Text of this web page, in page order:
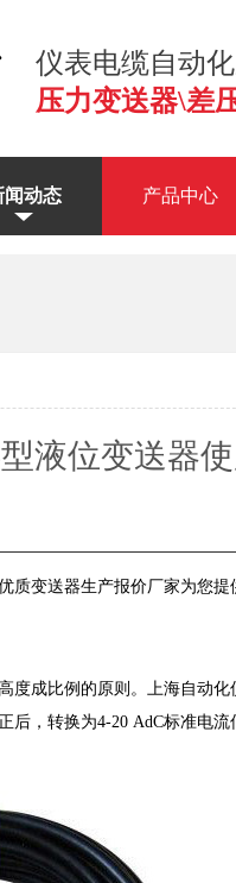
仪表电缆自动
压力变送器\差
闻动态 产品中心
液位变送器
质变送器生产报价厂家为您提
成比例的原则。上海自动
后，转换为4-20 AdC标准电